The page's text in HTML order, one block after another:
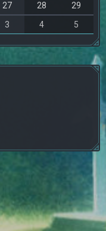
27 28
29
3 4 5